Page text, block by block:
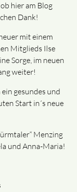
hier am Blog
Dank!
mit einem
Mitglieds Ilse
Sorge, im neuen
weiter!
gesundes und
Start in´s neue
Menzing
und Anna-Maria!